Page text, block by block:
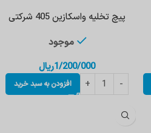
پیچ‌ تخلیه‌ واسکازین 405 شرکتی
موجود
1/200/000ریال
افزودن به سبد خرید